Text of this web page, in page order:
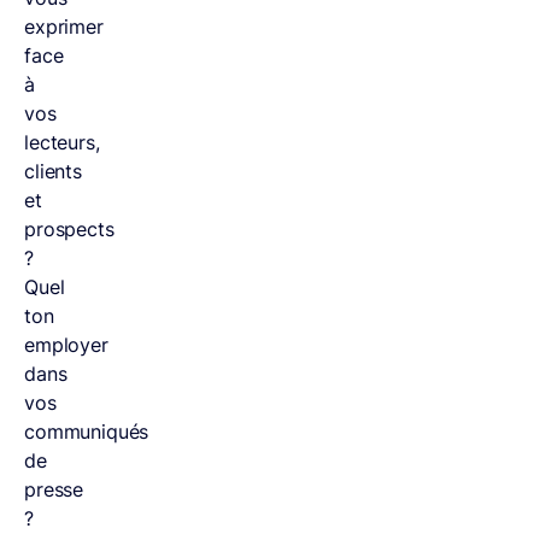
exprimer
face
à
vos
lecteurs,
clients
et
prospects
?
Quel
ton
employer
dans
vos
communiqués
de
presse
?